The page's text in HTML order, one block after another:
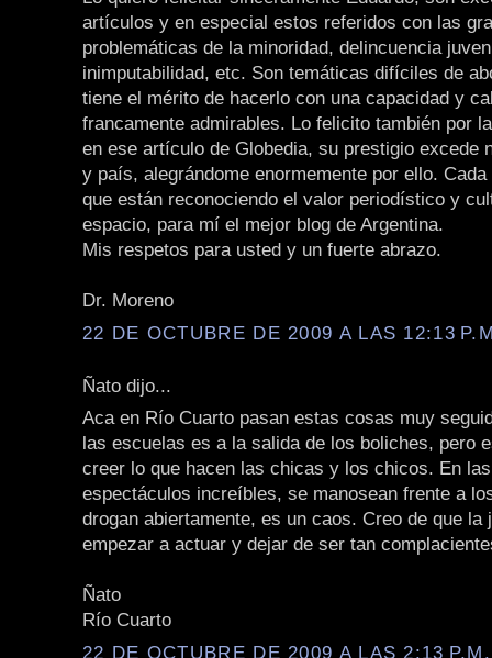
artículos y en especial estos referidos con las
problemáticas de la minoridad, delincuencia
inimputabilidad, etc. Son temáticas difíciles de
tiene el mérito de hacerlo con una capacidad y
francamente admirables. Lo felicito también por
en ese artículo de Globedia, su prestigio excede
y país, alegrándome enormemente por ello.
que están reconociendo el valor periodístico y
espacio, para mí el mejor blog de Argentina.
Mis respetos para usted y un fuerte abrazo.
Dr. Moreno
22 DE OCTUBRE DE 2009 A LAS 12:13
Ñato dijo...
Aca en Río Cuarto pasan estas cosas muy
las escuelas es a la salida de los boliches, pero
creer lo que hacen las chicas y los chicos. En
espectáculos increíbles, se manosean frente a
drogan abiertamente, es un caos. Creo de que la
empezar a actuar y dejar de ser tan
Ñato
Río Cuarto
22 DE OCTUBRE DE 2009 A LAS 2:13 P.M.